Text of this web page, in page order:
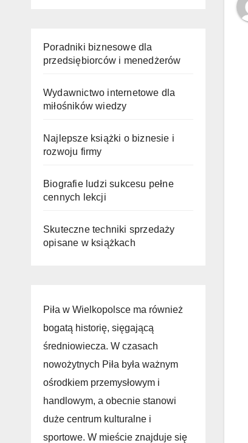
Poradniki biznesowe dla
przedsiębiorców i menedżerów
Wydawnictwo internetowe dla
miłośników wiedzy
Najlepsze książki o biznesie i
rozwoju firmy
Biografie ludzi sukcesu pełne
cennych lekcji
Skuteczne techniki sprzedaży
opisane w książkach
Piła w Wielkopolsce ma również
bogatą historię, sięgającą
średniowiecza. W czasach
nowożytnych Piła była ważnym
ośrodkiem przemysłowym i
handlowym, a obecnie stanowi
duże centrum kulturalne i
sportowe. W mieście znajduje się